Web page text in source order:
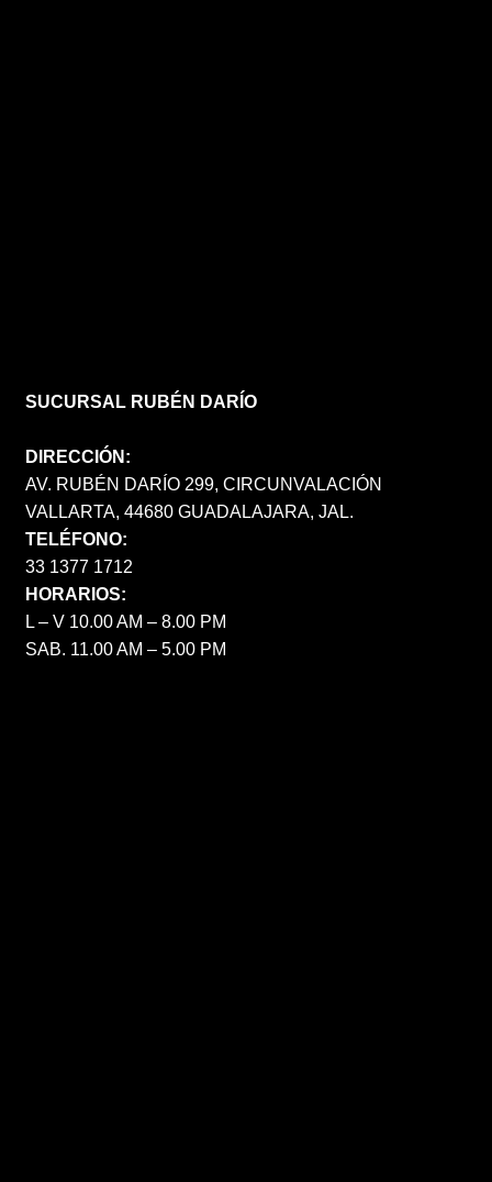
SUCURSAL RUBÉN DARÍO
DIRECCIÓN:
AV. RUBÉN DARÍO 299, CIRCUNVALACIÓN
VALLARTA, 44680 GUADALAJARA, JAL.
TELÉFONO:
33 1377 1712
HORARIOS:
L – V 10.00 AM – 8.00 PM
SAB. 11.00 AM – 5.00 PM